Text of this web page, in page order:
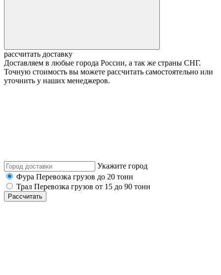
рассчитать доставку
Доставляем в любые города России, а так же страны СНГ.
Точную стоимость вы можете рассчитать самостоятельно или
уточнить у наших менеджеров.
Укажите город
Фура Перевозка грузов до 20 тонн
Трал Перевозка грузов от 15 до 90 тонн
Рассчитать